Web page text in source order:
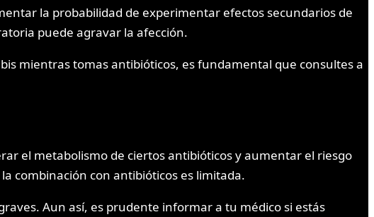
la probabilidad de experimentar efectos secundarios de
puede agravar la afección.
mientras tomas antibióticos, es fundamental que consultes a
el metabolismo de ciertos antibióticos y aumentar el riesgo
combinación con antibióticos es limitada.
Aun así, es prudente informar a tu médico si estás